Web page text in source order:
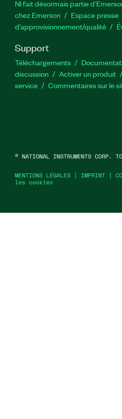
NI fait désormais partie
chez Emerson
Espace presse
d’approvisionnement/qualité
Support
Téléchargements
discussion
Activer un produit
service
Commentaires sur le
MENTIONS LÉGALES | IMPRINT |
les cookies
© NATIONAL INSTRUMENTS CORP.